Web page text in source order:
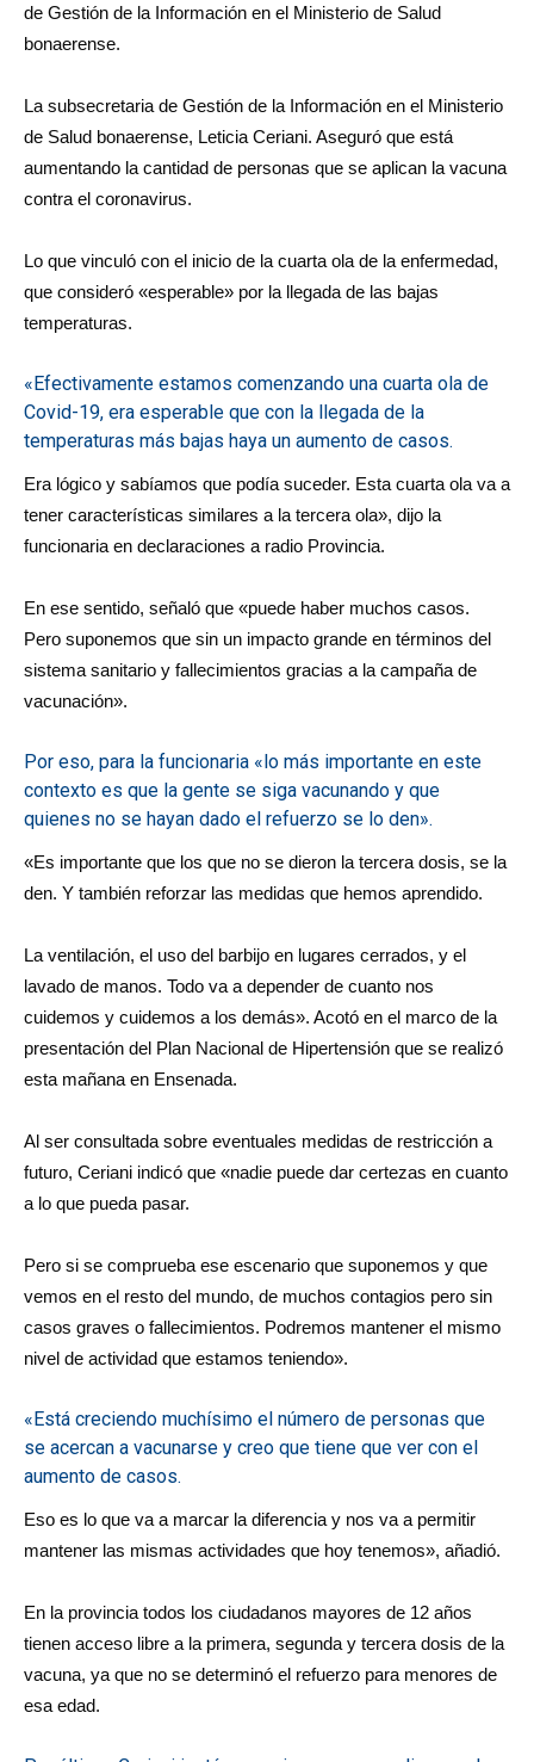
de Gestión de la Información en el Ministerio de Salud
bonaerense.
La subsecretaria de Gestión de la Información en el Ministerio
de Salud bonaerense, Leticia Ceriani. Aseguró que está
aumentando la cantidad de personas que se aplican la vacuna
contra el coronavirus.
Lo que vinculó con el inicio de la cuarta ola de la enfermedad,
que consideró «esperable» por la llegada de las bajas
temperaturas.
«Efectivamente estamos comenzando una cuarta ola de
Covid-19, era esperable que con la llegada de la
temperaturas más bajas haya un aumento de casos.
Era lógico y sabíamos que podía suceder. Esta cuarta ola va a
tener características similares a la tercera ola», dijo la
funcionaria en declaraciones a radio Provincia.
En ese sentido, señaló que «puede haber muchos casos.
Pero suponemos que sin un impacto grande en términos del
sistema sanitario y fallecimientos gracias a la campaña de
vacunación».
Por eso, para la funcionaria «lo más importante en este
contexto es que la gente se siga vacunando y que
quienes no se hayan dado el refuerzo se lo den».
«Es importante que los que no se dieron la tercera dosis, se la
den. Y también reforzar las medidas que hemos aprendido.
La ventilación, el uso del barbijo en lugares cerrados, y el
lavado de manos. Todo va a depender de cuanto nos
cuidemos y cuidemos a los demás». Acotó en el marco de la
presentación del Plan Nacional de Hipertensión que se realizó
esta mañana en Ensenada.
Al ser consultada sobre eventuales medidas de restricción a
futuro, Ceriani indicó que «nadie puede dar certezas en cuanto
a lo que pueda pasar.
Pero si se comprueba ese escenario que suponemos y que
vemos en el resto del mundo, de muchos contagios pero sin
casos graves o fallecimientos. Podremos mantener el mismo
nivel de actividad que estamos teniendo».
«Está creciendo muchísimo el número de personas que
se acercan a vacunarse y creo que tiene que ver con el
aumento de casos.
Eso es lo que va a marcar la diferencia y nos va a permitir
mantener las mismas actividades que hoy tenemos», añadió.
En la provincia todos los ciudadanos mayores de 12 años
tienen acceso libre a la primera, segunda y tercera dosis de la
vacuna, ya que no se determinó el refuerzo para menores de
esa edad.